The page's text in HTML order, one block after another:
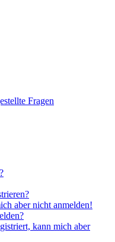
Fragen
aber nicht anmelden!
kann mich aber